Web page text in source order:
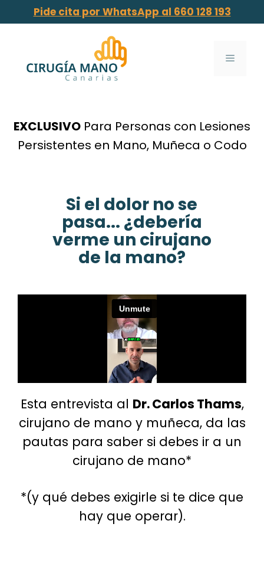
Pide cita por WhatsApp al 660 128 193
EXCLUSIVO Para Personas con Lesiones
Persistentes en Mano, Muñeca o Codo
Si el dolor no se
pasa... ¿debería
verme un cirujano
de la mano?
Esta entrevista al Dr. Carlos Thams,
cirujano de mano y muñeca, da las
pautas para saber si debes ir a un
cirujano de mano*
*(y qué debes exigirle si te dice que
hay que operar).